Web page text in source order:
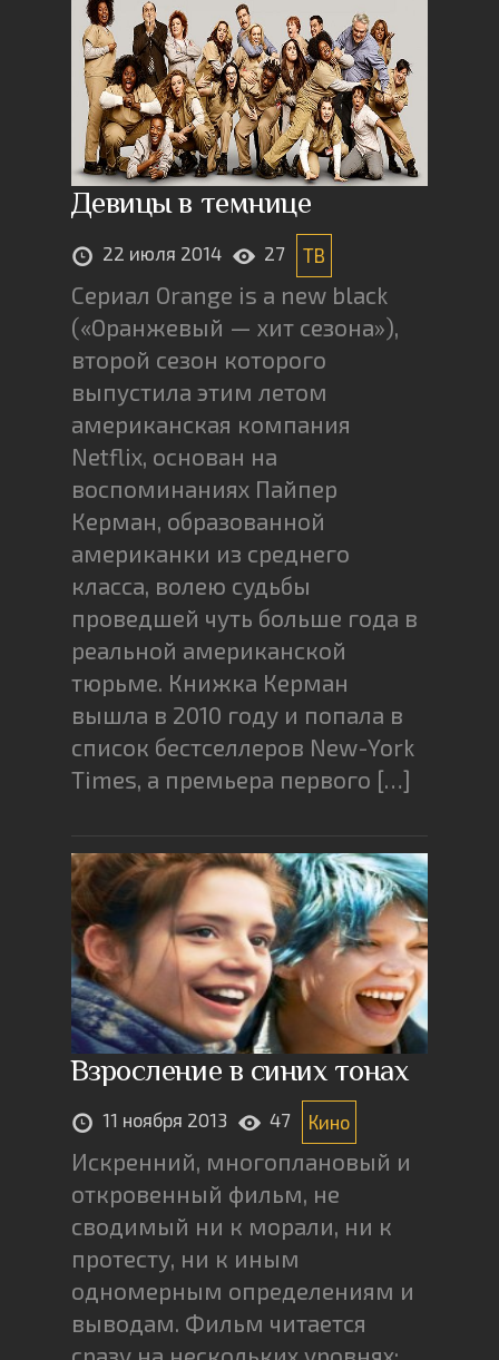
Девицы в темнице
22 июля 2014 27 ТВ
Сериал Orange is a new black
(«Оранжевый — хит сезона»),
второй сезон которого
выпустила этим летом
американская компания
Netflix, основан на
воспоминаниях Пайпер
Керман, образованной
американки из среднего
класса, волею судьбы
проведшей чуть больше года в
реальной американской
тюрьме. Книжка Керман
вышла в 2010 году и попала в
список бестселлеров New-York
Times, а премьера первого […]
Взросление в синих тонах
11 ноября 2013 47 Кино
Искренний, многоплановый и
откровенный фильм, не
сводимый ни к морали, ни к
протесту, ни к иным
одномерным определениям и
выводам. Фильм читается